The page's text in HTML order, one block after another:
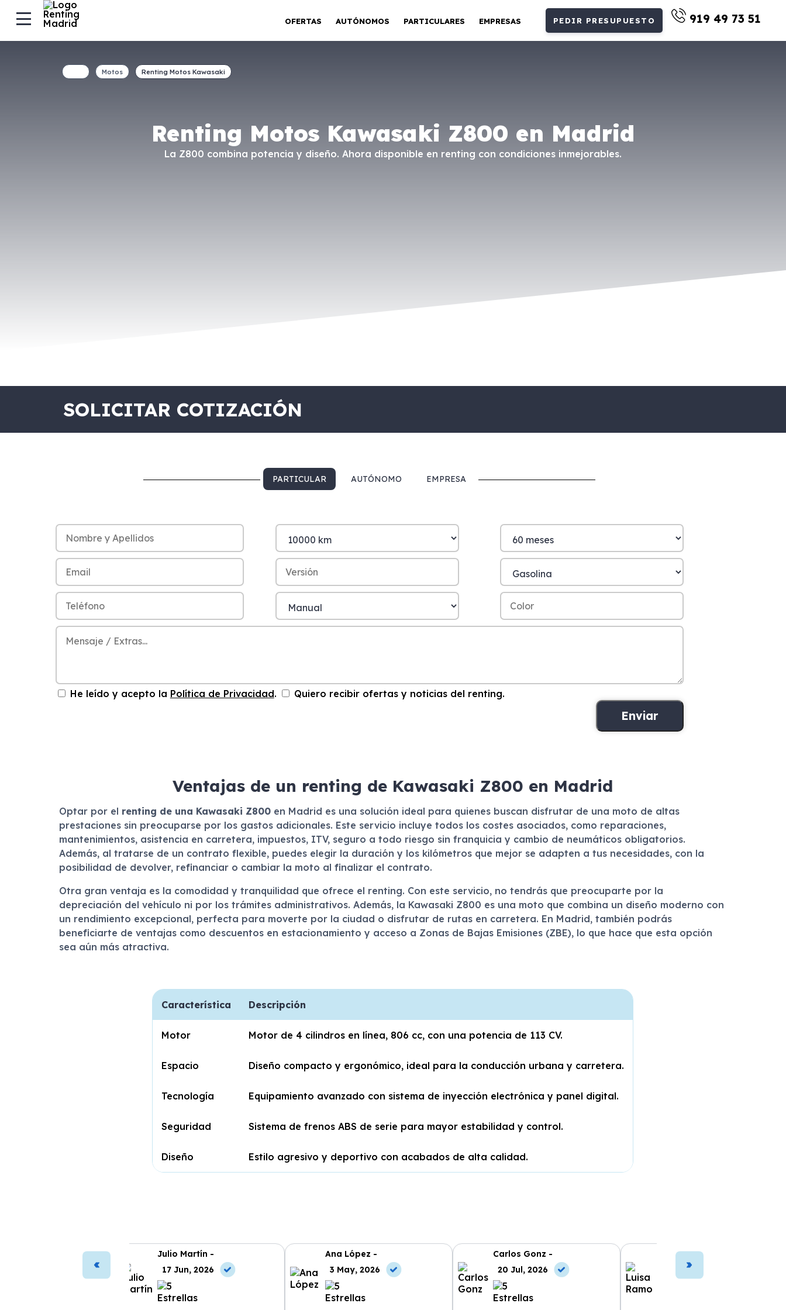
OFERTAS AUTÓNOMOS PARTICULARES EMPRESAS PEDIR PRESUPUESTO 919 49 73 51
Renting Motos Kawasaki Z800 en Madrid
La Z800 combina potencia y diseño. Ahora disponible en renting con condiciones inmejorables.
Motos Renting Motos Kawasaki
SOLICITAR COTIZACIÓN
PARTICULAR AUTÓNOMO EMPRESA
He leído y acepto la Política de Privacidad. Quiero recibir ofertas y noticias del renting.
Ventajas de un renting de Kawasaki Z800 en Madrid
Optar por el renting de una Kawasaki Z800en Madrid es una solución ideal para quienes buscan disfrutar de una moto de altas
prestaciones sin preocuparse por los gastos adicionales. Este servicio incluye todos los costes asociados, como reparaciones,
mantenimientos, asistencia en carretera, impuestos, ITV, seguro a todo riesgo sin franquicia y cambio de neumáticos obligatorios.
Además, al tratarse de un contrato flexible, puedes elegir la duración y los kilómetros que mejor se adapten a tus necesidades, con la
posibilidad de devolver, refinanciar o cambiar la moto al finalizar el contrato.
Otra gran ventaja es la comodidad y tranquilidad que ofrece el renting. Con este servicio, no tendrás que preocuparte por la
depreciación del vehículo ni por los trámites administrativos. Además, la Kawasaki Z800 es una moto que combina un diseño moderno con
un rendimiento excepcional, perfecta para moverte por la ciudad o disfrutar de rutas en carretera. En Madrid, también podrás
beneficiarte de ventajas como descuentos en estacionamiento y acceso a Zonas de Bajas Emisiones (ZBE), lo que hace que esta opción
sea aún más atractiva.
Característica Descripción
Motor Motor de 4 cilindros en línea, 806 cc, con una potencia de 113 CV.
Espacio Diseño compacto y ergonómico, ideal para la conducción urbana y carretera.
Tecnología Equipamiento avanzado con sistema de inyección electrónica y panel digital.
Seguridad Sistema de frenos ABS de serie para mayor estabilidad y control.
Diseño Estilo agresivo y deportivo con acabados de alta calidad.
Julio Martín -
17 Jun, 2026
Ana López -
3 May, 2026
Carlos Gonz -
20 Jul, 2026
Luisa Ramo -
10 Jun, 2026